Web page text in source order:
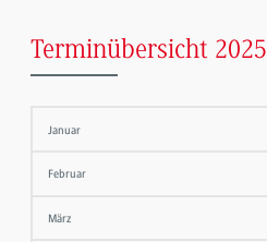
Terminübersicht 2025
Januar
Februar
März